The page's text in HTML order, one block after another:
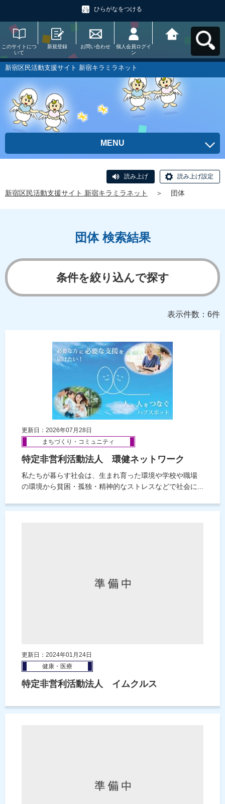
ひらがなをつける
このサイトにつ
いて
新規登録 お問い合わせ
個人会員ログイ
ン
ラミラネットへ
新宿区民活動支援サイト 新宿キラミラネット
MENU
読み上げ 読み上げ設定
新宿区民活動支援サイト 新宿キラミラネット ＞ 団体
団体 検索結果
条件を絞り込んで探す
表示件数：6件
更新日：2026年07月28日
まちづくり・コミュニティ
特定非営利活動法人 環健ネットワーク
私たちが暮らす社会は、生まれ育った環境や学校や職場
の環境から貧困・孤独・精神的なストレスなどで社会に...
更新日：2024年01月24日
健康・医療
特定非営利活動法人 イムクルス